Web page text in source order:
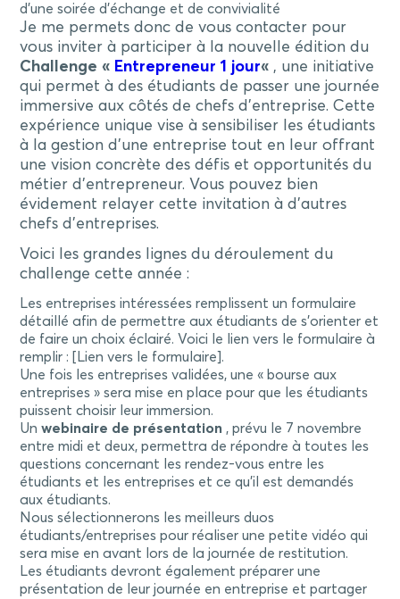
d’une soirée d’échange et de convivialité
Je me permets donc de vous contacter pour
vous inviter à participer à la nouvelle édition du
Challenge « Entrepreneur 1 jour« , une initiative
qui permet à des étudiants de passer une journée
immersive aux côtés de chefs d’entreprise. Cette
expérience unique vise à sensibiliser les étudiants
à la gestion d’une entreprise tout en leur offrant
une vision concrète des défis et opportunités du
métier d’entrepreneur. Vous pouvez bien
évidement relayer cette invitation à d’autres
chefs d’entreprises.
Voici les grandes lignes du déroulement du
challenge cette année :
Les entreprises intéressées remplissent un formulaire
détaillé afin de permettre aux étudiants de s’orienter et
de faire un choix éclairé. Voici le lien vers le formulaire à
remplir : [Lien vers le formulaire].
Une fois les entreprises validées, une « bourse aux
entreprises » sera mise en place pour que les étudiants
puissent choisir leur immersion.
Unwebinaire de présentation, prévu le 7 novembre
entre midi et deux, permettra de répondre à toutes les
questions concernant les rendez-vous entre les
étudiants et les entreprises et ce qu’il est demandés
aux étudiants.
Nous sélectionnerons les meilleurs duos
étudiants/entreprises pour réaliser une petite vidéo qui
sera mise en avant lors de la journée de restitution.
Les étudiants devront également préparer une
présentation de leur journée en entreprise et partager